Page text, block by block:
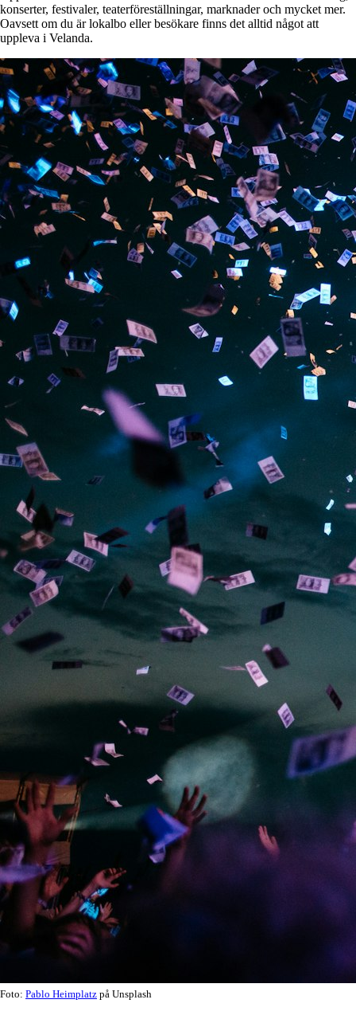
konserter, festivaler, teaterföreställningar, marknader och mycket mer.
Oavsett om du är lokalbo eller besökare finns det alltid något att
uppleva i Velanda.
Foto: Pablo Heimplatz på Unsplash